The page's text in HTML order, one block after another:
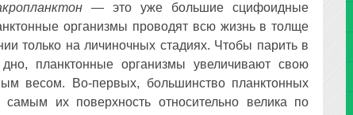
— это уже большие сцифоидные
организмы проводят всю жизнь в толще
только на личиночных стадиях. Чтобы парить в
планктонные организмы увеличивают свою
весом. Во-первых, большинство планктонных
их поверхность относительно велика по